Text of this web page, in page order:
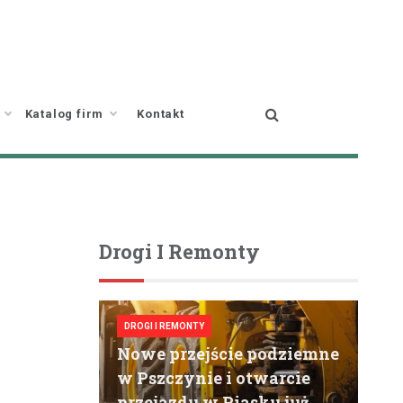
Katalog firm Kontakt
Drogi I Remonty
DROGI I REMONTY
Nowe przejście podziemne
w Pszczynie i otwarcie